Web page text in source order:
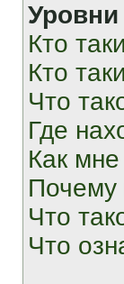
Кто
Кто
Что
Где
Как
Почему
Что
Что